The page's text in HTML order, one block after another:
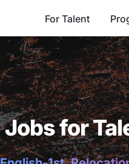
For Talent
Jobs for